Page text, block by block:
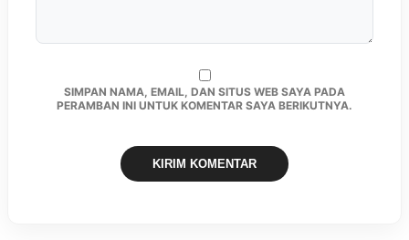
SIMPAN NAMA, EMAIL, DAN SITUS WEB SAYA PADA
PERAMBAN INI UNTUK KOMENTAR SAYA BERIKUTNYA.